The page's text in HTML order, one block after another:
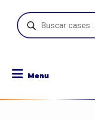
Pesquisar
produtos